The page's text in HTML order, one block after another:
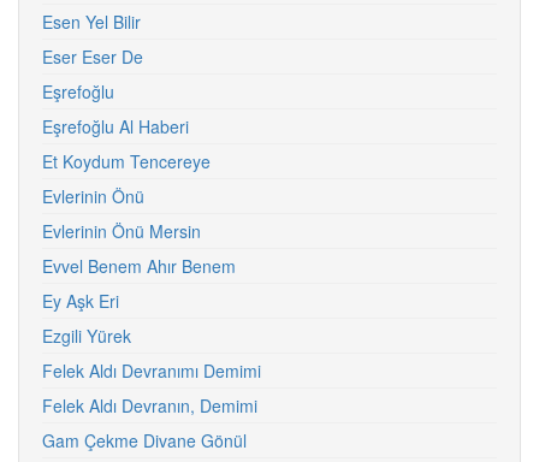
Esen Yel Bilir
Eser Eser De
Eşrefoğlu
Eşrefoğlu Al Haberi
Et Koydum Tencereye
Evlerinin Önü
Evlerinin Önü Mersin
Evvel Benem Ahır Benem
Ey Aşk Eri
Ezgili Yürek
Felek Aldı Devranımı Demimi
Felek Aldı Devranın, Demimi
Gam Çekme Divane Gönül